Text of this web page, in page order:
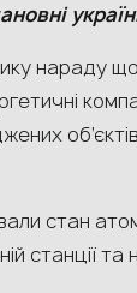
нараду
стан
станції